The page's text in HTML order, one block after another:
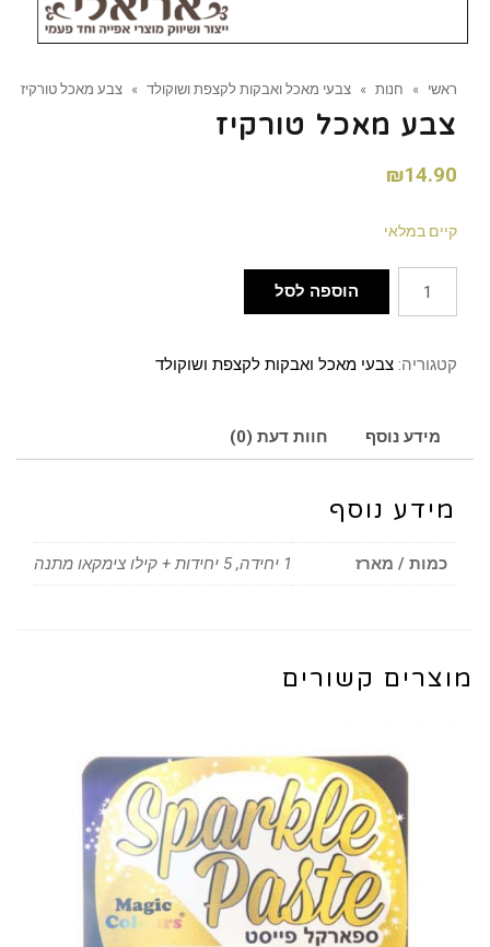
ראשי » חנות » צבעי מאכל ואבקות לקצפת ושוקולד » צבע מאכל טורקיז
צבע מאכל טורקיז
₪14.90
קיים במלאי
הוספה לסל
קטגוריה: צבעי מאכל ואבקות לקצפת ושוקולד
מידע נוסף חוות דעת (0)
מידע נוסף
כמות / מארז 1 יחידה, 5 יחידות + קילו צימקאו מתנה
מוצרים קשורים